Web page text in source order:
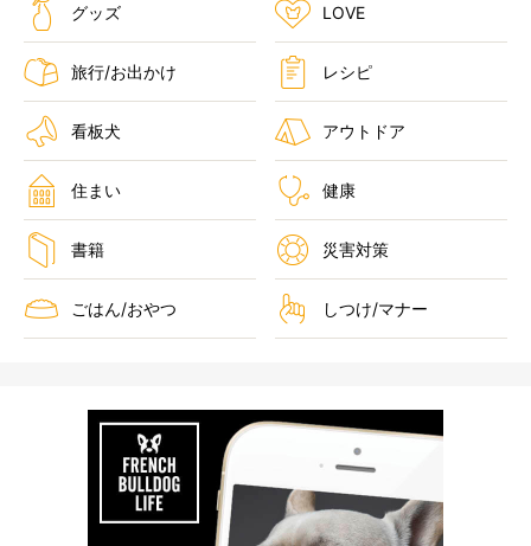
グッズ LOVE
旅行/お出かけ レシピ
看板犬 アウトドア
住まい 健康
書籍 災害対策
ごはん/おやつ しつけ/マナー